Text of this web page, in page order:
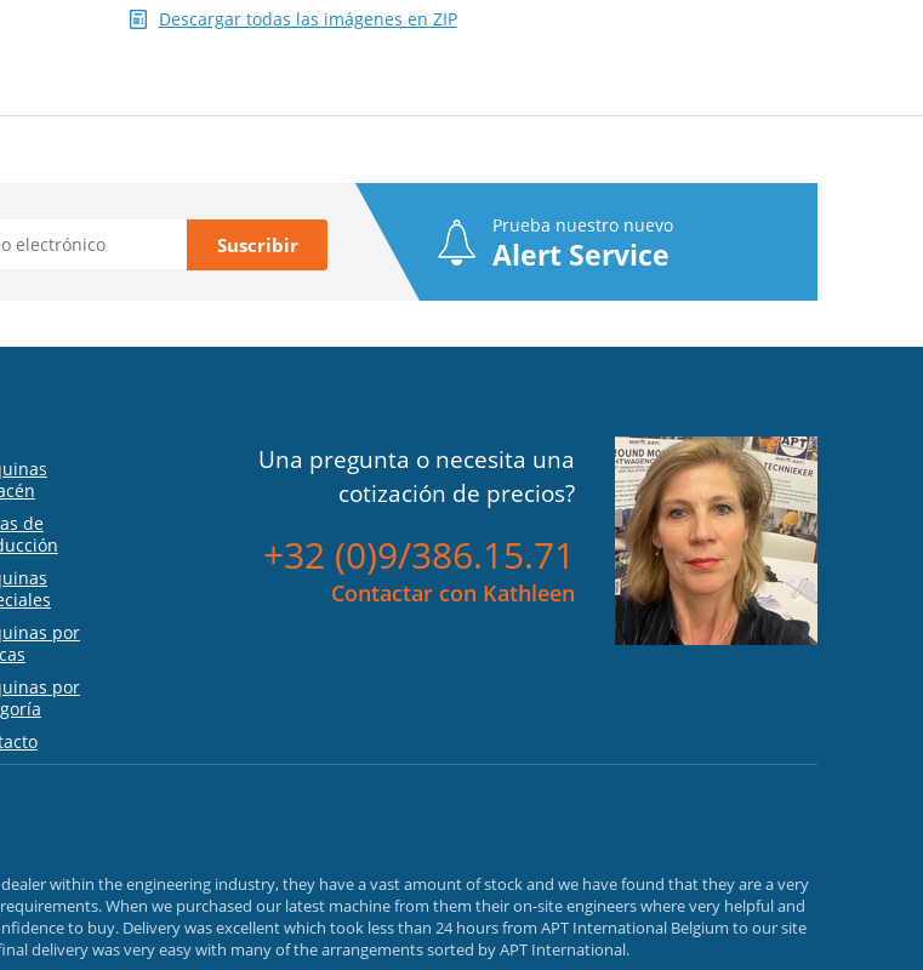
Descargar todas las imágenes en ZIP
Prueba nuestro nuevo
Alert Service
de
por
por
Una pregunta o necesita una
cotización de precios?
+32 (0)9/386.15.71
Contactar con Kathleen
within the engineering industry, they have a vast amount of stock and we have found that they are a very
When we purchased our latest machine from them their on-site engineers where very helpful and
to buy. Delivery was excellent which took less than 24 hours from APT International Belgium to our site
delivery was very easy with many of the arrangements sorted by APT International.